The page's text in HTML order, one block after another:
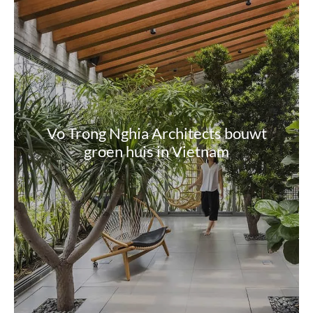
Vo Trong Nghia Architects bouwt
groen huis in Vietnam